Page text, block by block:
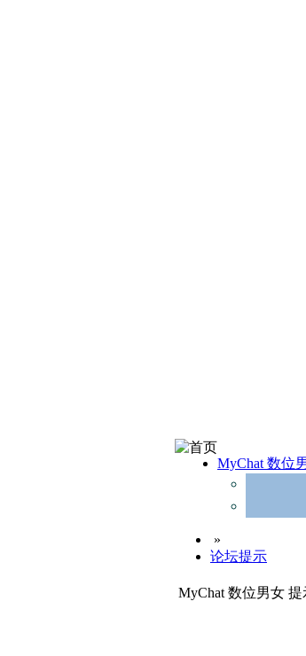
MyChat 数位
»
论坛提示
MyChat 数位男女 提